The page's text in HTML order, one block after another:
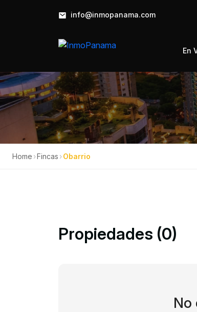
info@inmopanama.com
En
Home ›Fincas ›Obarrio
Propiedades (0)
No